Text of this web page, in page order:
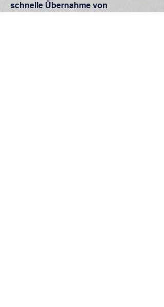
schnelle Übernahme von